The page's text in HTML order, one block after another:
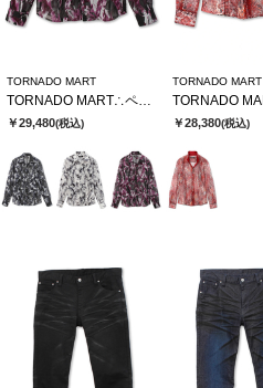
TORNADO MART
TORNADO MART∴ペイントフロッキーオーガンジーシャツ
￥29,480(税込)
TORNADO MART
￥28,380(税込)